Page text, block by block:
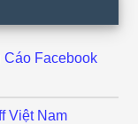
Cáo Facebook
Việt Nam